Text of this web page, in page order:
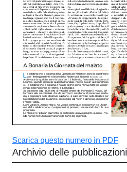
Scarica questo numero in PDF
Archivio delle pubblicazioni